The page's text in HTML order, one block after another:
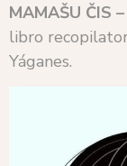
MAMAŠU ČIS
libro
Yáganes.